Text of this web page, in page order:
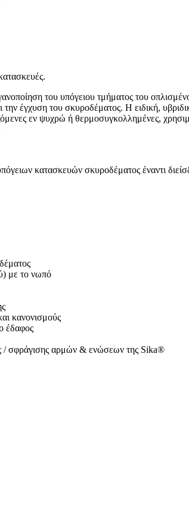
του υπόγειου τμήματος του
έγχυση του σκυροδέματος. Η ειδική,
εν ψυχρώ ή θερμοσυγκολλημένες,
κατασκευών σκυροδέματος έναντι
με το νωπό
κανονισμούς
έδαφος
/ σφράγισης αρμών & ενώσεων της Sika®